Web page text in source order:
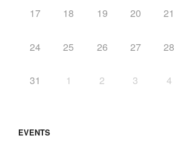
17 18 19 20 21
24 25 26 27 28
31 1 2 3 4
EVENTS